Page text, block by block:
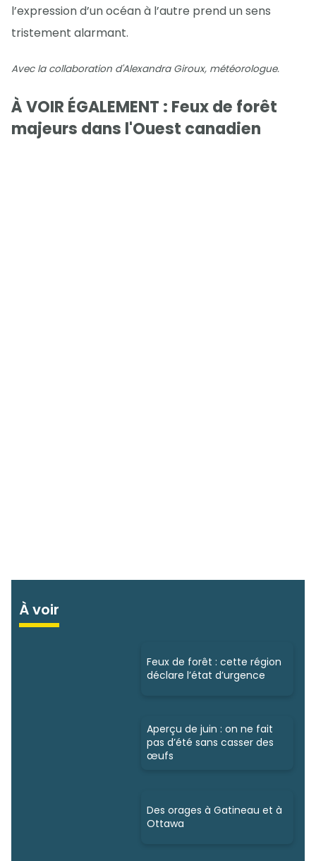
l’expression d’un océan à l’autre prend un sens
tristement alarmant.
Avec la collaboration d'Alexandra Giroux, météorologue.
À VOIR ÉGALEMENT : Feux de forêt
majeurs dans l'Ouest canadien
À voir
Feux de forêt : cette région
déclare l’état d’urgence
Aperçu de juin : on ne fait
pas d’été sans casser des
œufs
Des orages à Gatineau et à
Ottawa